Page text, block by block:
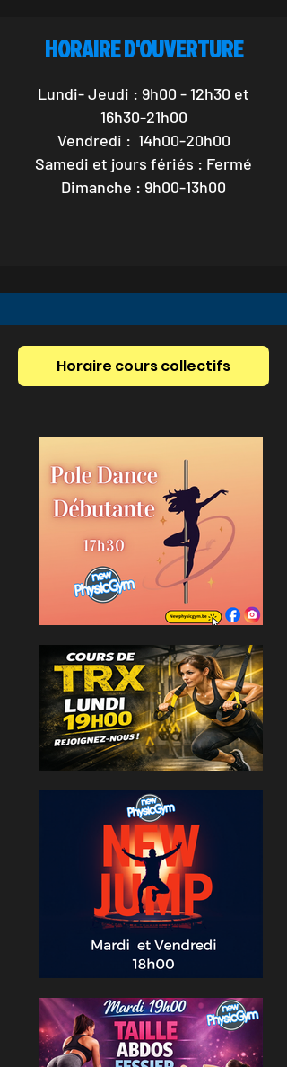
HORAIRE D'OUVERTURE
Lundi- Jeudi : 9h00 - 12h30 et
16h30-21h00
Vendredi : 14h00-20h00
Samedi et jours fériés : Fermé
Dimanche : 9h00-13h00
Horaire cours collectifs